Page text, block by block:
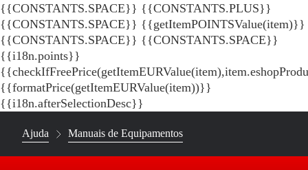
{{CONSTANTS.SPACE}} {{CONSTANTS.PLUS}}
{{CONSTANTS.SPACE}} {{getItemPOINTSValue(item)}}
{{CONSTANTS.SPACE}} {{CONSTANTS.SPACE}}
{{i18n.points}}
{{formatPrice(getItemEURValue(item))}}
{{i18n.afterSelectionDesc}}
Ajuda Manuais de Equipamentos